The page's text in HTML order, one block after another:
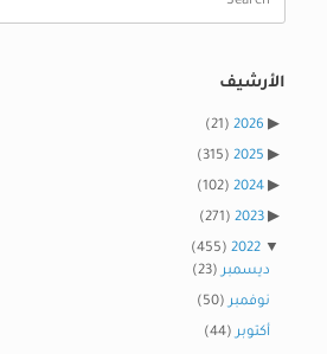
الأرشيف
2026
(21)
2025
(315)
2024
(102)
2023
(271)
2022
(455)
ديسمبر(23)
نوفمبر(50)
أكتوبر(44)